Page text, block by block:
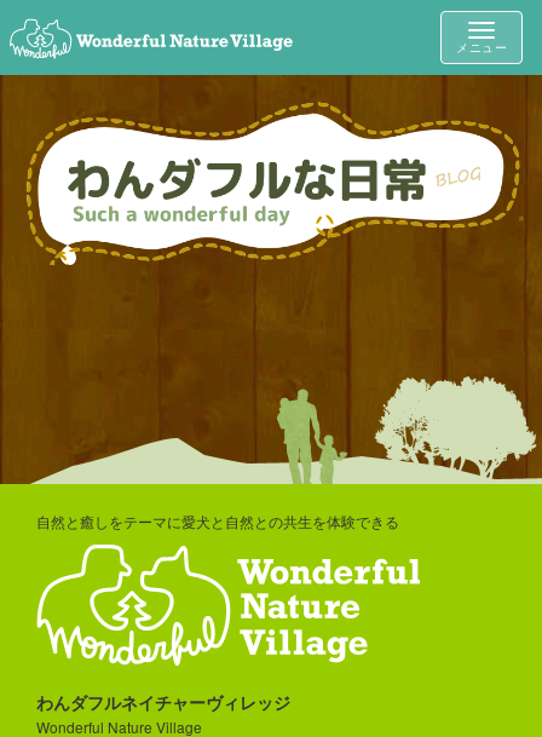
Toggle
メニュー
自然と癒しをテーマに愛犬と自然との共生を体験できる
わんダフルネイチャーヴィレッジ
Wonderful Nature Village